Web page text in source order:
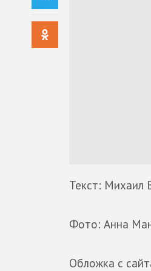
Текст: Михаил
Фото: Анна
Обложка с